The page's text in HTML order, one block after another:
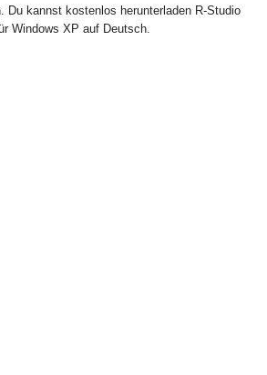
Du kannst kostenlos herunterladen R-Studio
Windows XP auf Deutsch.